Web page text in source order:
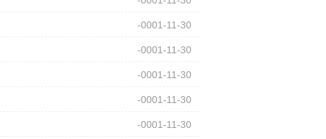
-0001-11-30
-0001-11-30
-0001-11-30
-0001-11-30
-0001-11-30